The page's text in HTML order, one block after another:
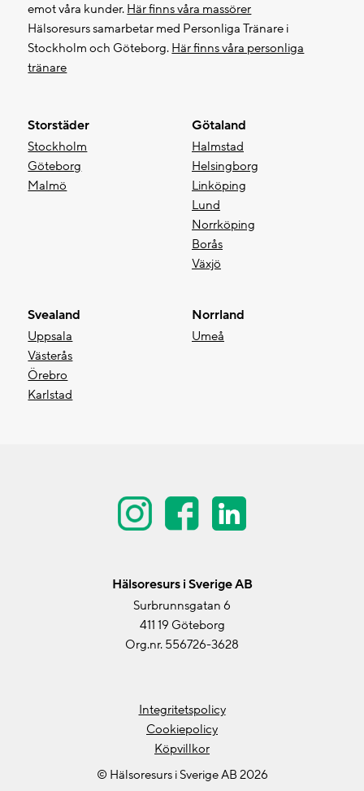
emot våra kunder. Här finns våra massörer
Hälsoresurs samarbetar med Personliga Tränare i
Stockholm och Göteborg. Här finns våra personliga
tränare
Storstäder
Stockholm
Göteborg
Malmö
Götaland
Halmstad
Helsingborg
Linköping
Lund
Norrköping
Borås
Växjö
Svealand
Uppsala
Västerås
Örebro
Karlstad
Norrland
Umeå
Hälsoresurs i Sverige AB
Surbrunnsgatan 6
411 19 Göteborg
Org.nr. 556726-3628
Integritetspolicy
Cookiepolicy
Köpvillkor
© Hälsoresurs i Sverige AB 2026